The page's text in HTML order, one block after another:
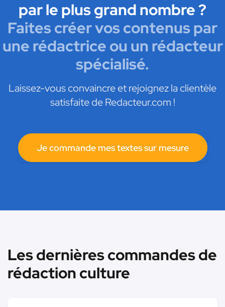
par le plus grand nombre ?
Faites créer vos contenus par
une rédactrice ou un rédacteur
spécialisé.
Laissez-vous convaincre et rejoignez la clientèle
satisfaite de Redacteur.com !
Je commande mes textes sur mesure
Les dernières commandes de
rédaction culture